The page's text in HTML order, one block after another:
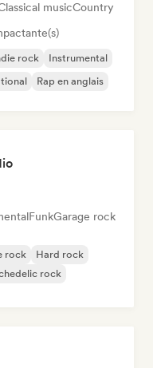
musicCountry
rock
Instrumental
Rap en anglais
FunkGarage rock
rock
Hard rock
rock